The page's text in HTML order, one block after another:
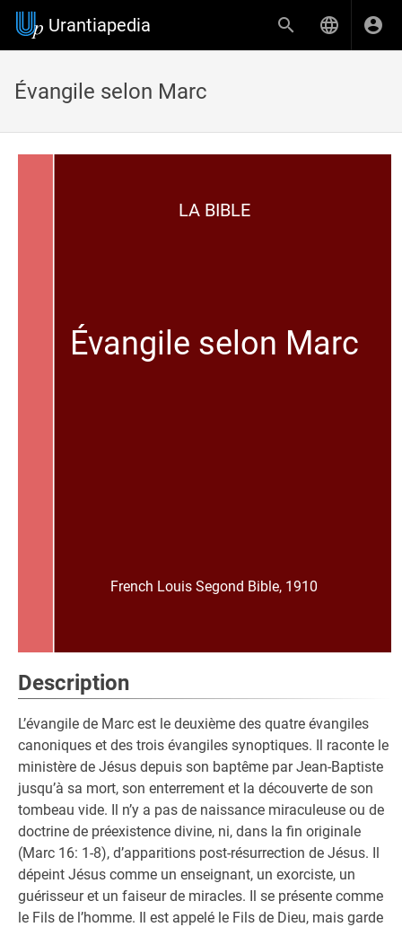
Urantiapedia
Évangile selon Marc
LA BIBLE
French Louis Segond Bible, 1910
Évangile selon Marc
Description
L’évangile de Marc est le deuxième des quatre évangiles
canoniques et des trois évangiles synoptiques. Il raconte le
ministère de Jésus depuis son baptême par Jean-Baptiste
jusqu’à sa mort, son enterrement et la découverte de son
tombeau vide. Il n’y a pas de naissance miraculeuse ou de
doctrine de préexistence divine, ni, dans la fin originale
(Marc 16: 1-8), d’apparitions post-résurrection de Jésus. Il
dépeint Jésus comme un enseignant, un exorciste, un
guérisseur et un faiseur de miracles. Il se présente comme
le Fils de l’homme. Il est appelé le Fils de Dieu, mais garde